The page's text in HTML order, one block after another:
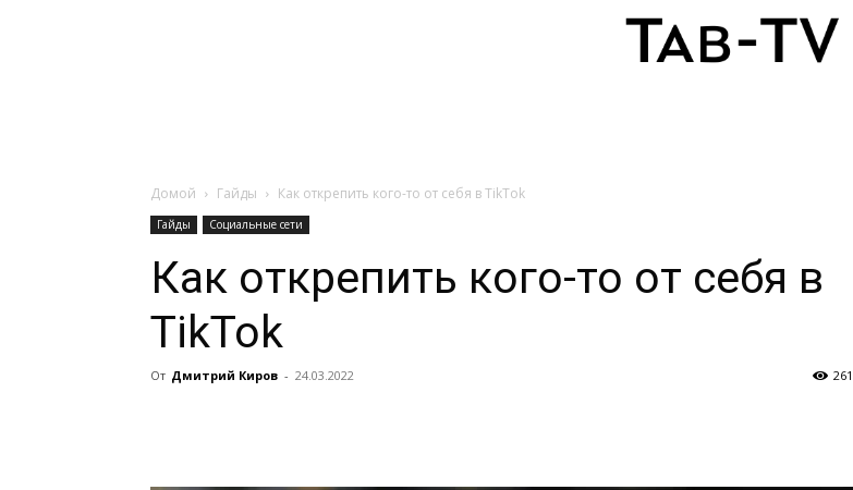
Домой Гайды Как открепить кого-то от себя в TikTok
Гайды Социальные сети
Как открепить кого-то от себя в
TikTok
От Дмитрий Киров - 24.03.2022